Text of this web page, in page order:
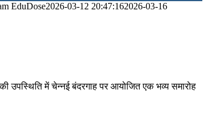
EduDose2026-03-12 20:47:162026-03-16
उपस्थिति में चेन्नई बंदरगाह पर आयोजित एक भव्य समारोह